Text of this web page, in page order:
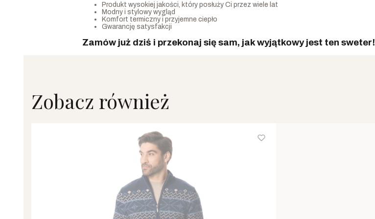
Produkt wysokiej jakości, który posłuży Ci przez wiele lat
Modny i stylowy wygląd
Komfort termiczny i przyjemne ciepło
Gwarancję satysfakcji
Zamów już dziś i przekonaj się sam, jak wyjątkowy jest ten sweter!
Zobacz również